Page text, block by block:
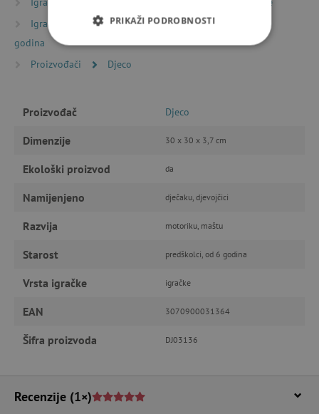
Igračke prema starosti
Igre i igračke za djecu od 6
godina
Proizvođači
Djeco
Proizvođač Djeco
Dimenzije 30 x 30 x 3,7 cm
Ekološki proizvod da
Namijenjeno dječaku, djevojčici
Razvija motoriku, maštu
Starost predškolci, od 6 godina
Vrsta igračke igračke
EAN 3070900031364
Šifra proizvoda DJ03136
Recenzije (1×)
PRIKAŽI PODROBNOSTI
NUŽNO POTREBNI KOLAČIĆI
FUNKCIONALNOST
Funkcionalnost
Nužno potrebni kolačići omogućavaju osnovnu
npr. upis korisnika na stranici te uređivanje
odgovarajuće upotrebljavati bez nužno
potrebnih kolačića.
CookieScriptConsent